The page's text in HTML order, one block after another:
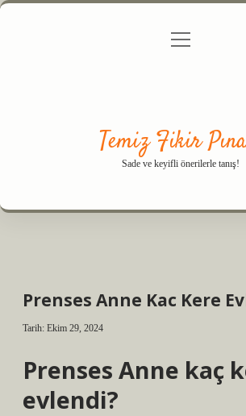
Gizlilik Politikası
menüyü
Temiz Fikir
Sade ve keyifli önerilerle tanış!
Prenses Anne Kac Kere
Tarih: Ekim 29, 2024
Prenses Anne kaç
evlendi?